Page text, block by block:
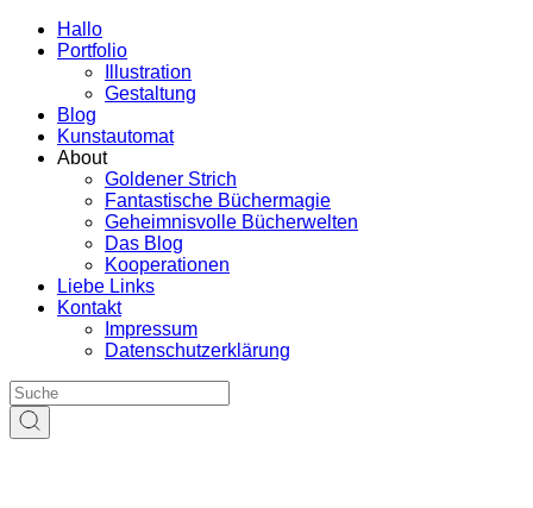
Hallo
Portfolio
Illustration
Gestaltung
Blog
Kunstautomat
About
Goldener Strich
Fantastische Büchermagie
Geheimnisvolle Bücherwelten
Das Blog
Kooperationen
Liebe Links
Kontakt
Impressum
Datenschutzerklärung